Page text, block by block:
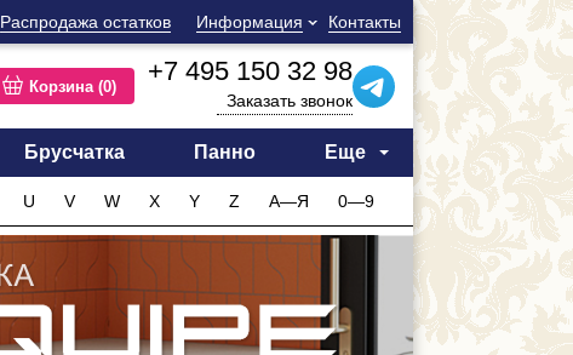
Распродажа остатков Информация Контакты
Корзина (0)
+7 495 150 32 98
Заказать звонок
Брусчатка Панно Еще
U V W X Y Z А—Я 0—9